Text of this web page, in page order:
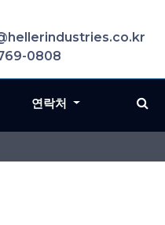
0808
연락처